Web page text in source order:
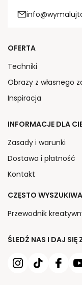
ŚLEDŹ NAS I DAJ
OFERTA
Techniki
Obrazy z własnego
Inspiracja
INFORMACJE DLA
Zasady i warunki
Dostawa i płatność
Kontakt
CZĘSTO
Przewodnik